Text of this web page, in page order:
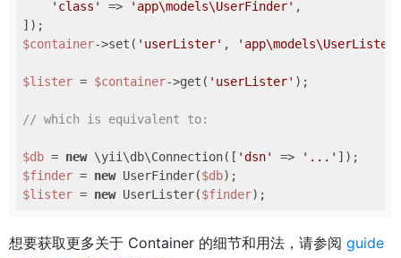
'class'
=> 'app\models\UserFinder' ,
$container->set( 'userLister' , 'app\models\UserLister'
$lister = $container->get( 'userLister' );
// which is equivalent to:
$db = new \yii\db\Connection([ 'dsn' => '...'
$finder = new UserFinder($db
$lister = new UserLister($finder
想要获取更多关于 Container 的细节和用法，请参阅 guide